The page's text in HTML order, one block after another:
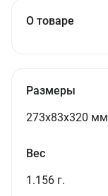
О товаре
Размеры
273x83x320 мм
Вес
1.156 г.